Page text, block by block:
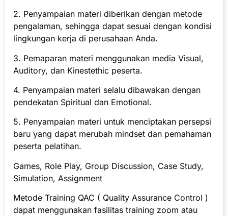
2. Penyampaian materi diberikan dengan metode
pengalaman, sehingga dapat sesuai dengan kondisi
lingkungan kerja di perusahaan Anda.
3. Pemaparan materi menggunakan media Visual,
Auditory, dan Kinestethic peserta.
4. Penyampaian materi selalu dibawakan dengan
pendekatan Spiritual dan Emotional.
5. Penyampaian materi untuk menciptakan persepsi
baru yang dapat merubah mindset dan pemahaman
peserta pelatihan.
Games, Role Play, Group Discussion, Case Study,
Simulation, Assignment
Metode Training QAC ( Quality Assurance Control )
dapat menggunakan fasilitas training zoom atau